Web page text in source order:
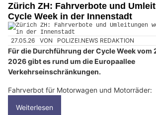
Zürich ZH: Fahrverbote und
Cycle Week in der Innenstadt
27.05.26 VON POLIZEI.NEWS REDAKTION
Für die Durchführung der Cycle Week vom
2026 gibt es rund um die Europaallee
Verkehrseinschränkungen.
Fahrverbot für Motorwagen und Motorräder:
Weiterlesen